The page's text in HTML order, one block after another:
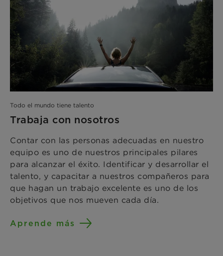
Todo el mundo tiene talento
Trabaja con nosotros
Contar con las personas adecuadas en nuestro
equipo es uno de nuestros principales pilares
para alcanzar el éxito. Identificar y desarrollar el
talento, y capacitar a nuestros compañeros para
que hagan un trabajo excelente es uno de los
objetivos que nos mueven cada día.
Aprende más